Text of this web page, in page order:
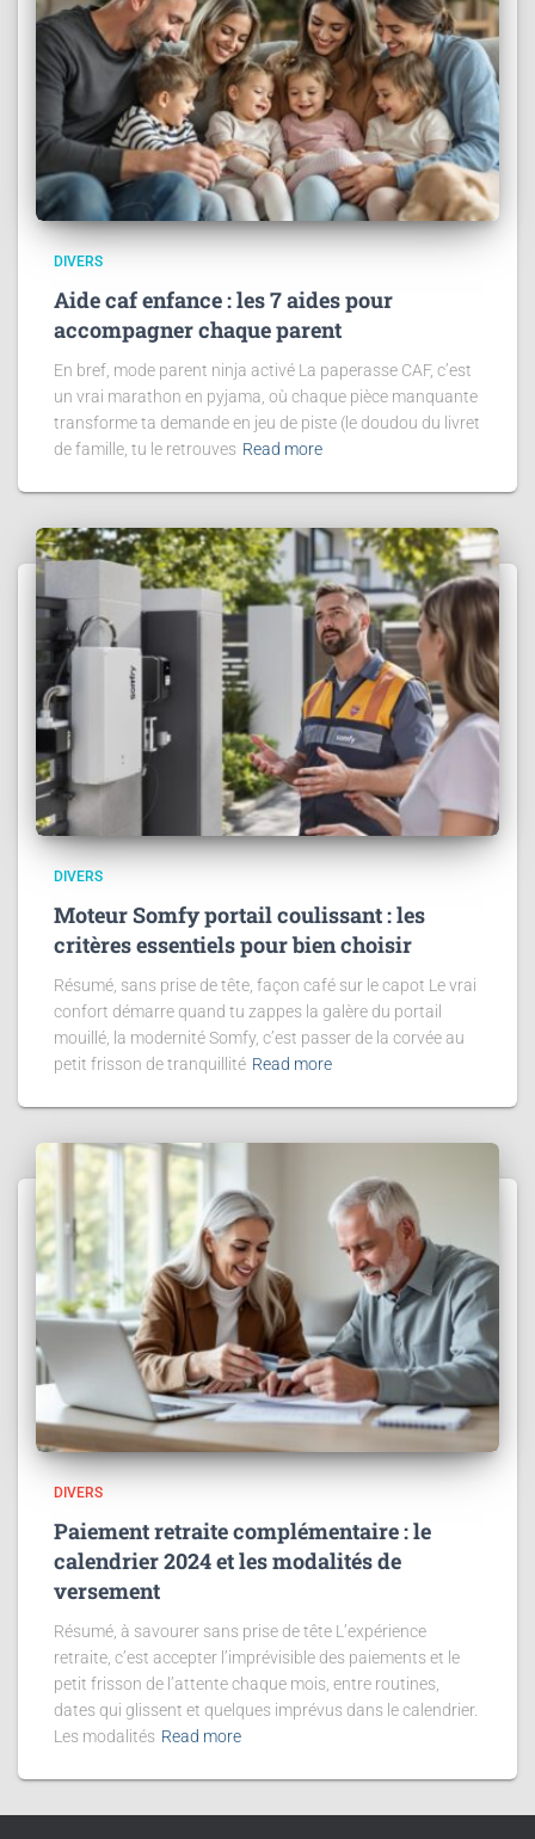
DIVERS
Aide caf enfance : les 7 aides pour
accompagner chaque parent
En bref, mode parent ninja activé La paperasse CAF, c’est
un vrai marathon en pyjama, où chaque pièce manquante
transforme ta demande en jeu de piste (le doudou du livret
de famille, tu le retrouves Read more
DIVERS
Moteur Somfy portail coulissant : les
critères essentiels pour bien choisir
Résumé, sans prise de tête, façon café sur le capot Le vrai
confort démarre quand tu zappes la galère du portail
mouillé, la modernité Somfy, c’est passer de la corvée au
petit frisson de tranquillité Read more
DIVERS
Paiement retraite complémentaire : le
calendrier 2024 et les modalités de
versement
Résumé, à savourer sans prise de tête L’expérience
retraite, c’est accepter l’imprévisible des paiements et le
petit frisson de l’attente chaque mois, entre routines,
dates qui glissent et quelques imprévus dans le calendrier.
Les modalités Read more